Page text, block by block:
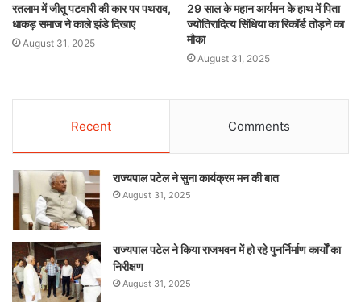
रतलाम में जीतू पटवारी की कार पर पथराव,
धाकड़ समाज ने काले झंडे दिखाए
August 31, 2025
29 साल के महान आर्यमन के हाथ में पिता
ज्योतिरादित्य सिंधिया का रिकॉर्ड तोड़ने का
मौका
August 31, 2025
Recent Comments
राज्यपाल पटेल ने सुना कार्यक्रम मन की बात
August 31, 2025
राज्यपाल पटेल ने किया राजभवन में हो रहे पुनर्निर्माण कार्यों का
निरीक्षण
August 31, 2025